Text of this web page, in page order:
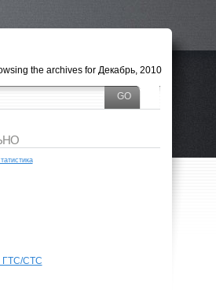
the archives for Декабрь, 2010
ГТС/СТС